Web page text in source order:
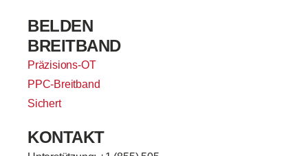
BELDEN
BREITBAND
Präzisions-OT
PPC-Breitband
Sichert
KONTAKT